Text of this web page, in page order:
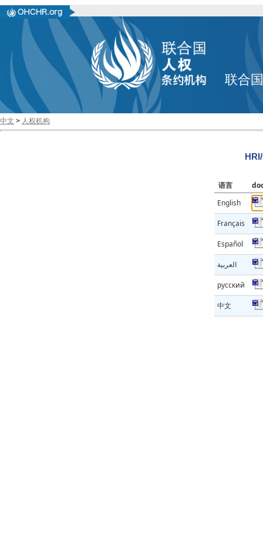
联合
中文 > 人权机构
语言
English
Français
Español
العربية
русский
中文